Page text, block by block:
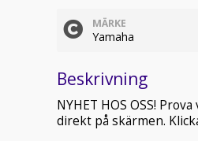
MÄRKE
Yamaha
Beskrivning
NYHET HOS OSS!
direkt på skärmen.